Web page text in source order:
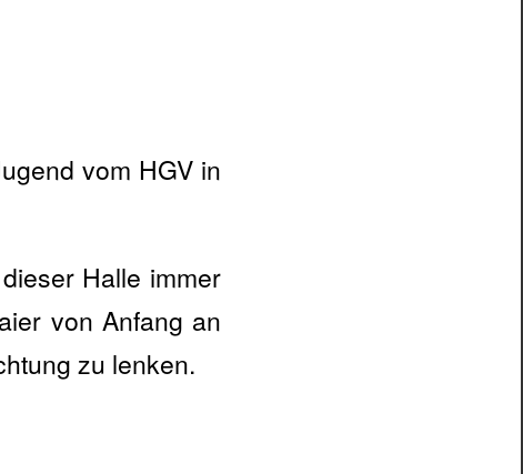
vom HGV in
Halle immer
von Anfang an
zu lenken.